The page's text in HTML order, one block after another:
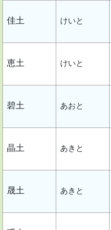
佳土 けいと
恵土 けいと
碧土 あおと
晶土 あきと
晟土 あきと